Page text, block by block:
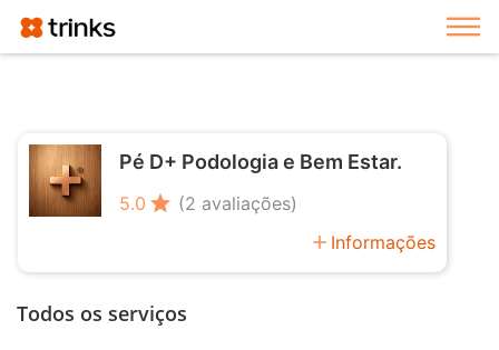
Pé D+ Podologia e Bem Estar.
5.0 star (2 avaliações)
add Informações
Todos os serviços